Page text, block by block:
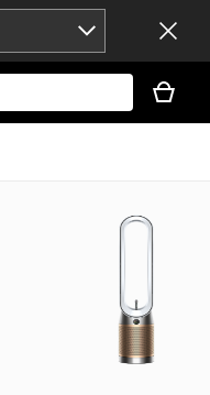
ist